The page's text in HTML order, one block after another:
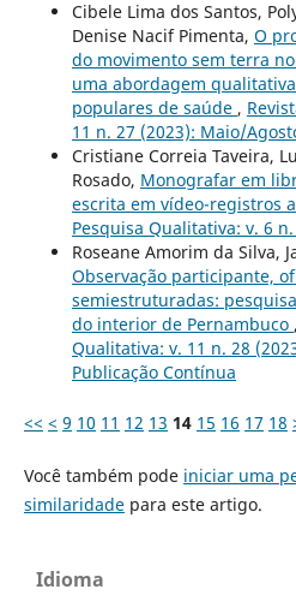
Cibele Lima dos Santos,
Denise Nacif Pimenta, O
do movimento sem terra no
uma abordagem
populares de saúde ,
11 n. 27 (2023): Maio/
Cristiane Correia Taveira,
Rosado, Monografar em
escrita em vídeo-registros
Pesquisa Qualitativa: v. 6
Roseane Amorim da Silva,
Observação participante,
semiestruturadas:
do interior de Pernambuco ,
Qualitativa: v. 11 n. 28
Publicação Contínua
<< < 9 10 11 12 13 14 15 16 17 18
Você também pode iniciar uma
similaridadepara este artigo.
Idioma